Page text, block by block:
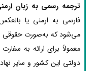
ترجمه رسمی به زبان
فارسی به ارمنی یا
می‌شود که به‌صورت حقوقی و
معمولاً برای ارائه به
دولتی این کشور و سایر